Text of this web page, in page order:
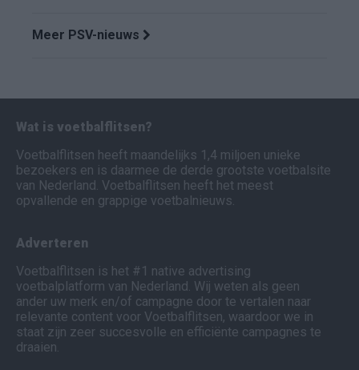
Meer PSV-nieuws
Wat is voetbalflitsen?
Voetbalflitsen heeft maandelijks 1,4 miljoen unieke
bezoekers en is daarmee de derde grootste voetbalsite
van Nederland. Voetbalflitsen heeft het meest
opvallende en grappige voetbalnieuws.
Adverteren
Voetbalflitsen is het #1 native advertising
voetbalplatform van Nederland. Wij weten als geen
ander uw merk en/of campagne door te vertalen naar
relevante content voor Voetbalflitsen, waardoor we in
staat zijn zeer succesvolle en efficiënte campagnes te
draaien.